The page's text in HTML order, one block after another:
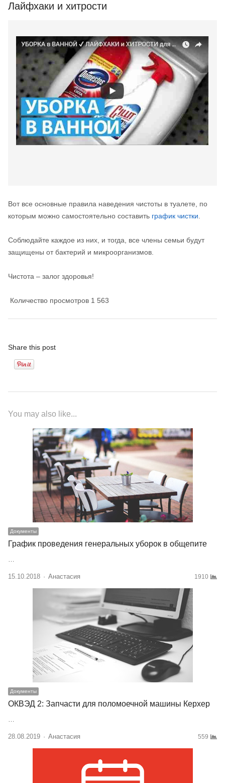
Лайфхаки и хитрости
Вот все основные правила наведения чистоты в туалете, по
которым можно самостоятельно составить график чистки
Соблюдайте каждое из них, и тогда, все члены семьи будут
защищены от бактерий и микроорганизмов.
Чистота – залог здоровья!
Количество просмотров 1 563
Share this post
You may also like...
Документы
График проведения генеральных уборок в общепите
…
15.10.2018 Author
Анастасия 1910
Документы
ОКВЭД 2: Запчасти для поломоечной машины Керхер
…
28.08.2019 Author
Анастасия 559